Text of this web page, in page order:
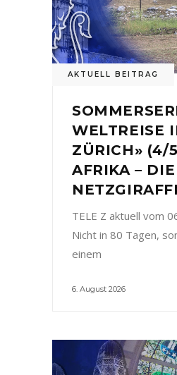
AKTUELL BEITRAG
WELTREISE
ZÜRICH» (4/
AFRIKA – DIE
TELE Z aktuell vom
Nicht in 80 Tagen,
einem
6. August 2026